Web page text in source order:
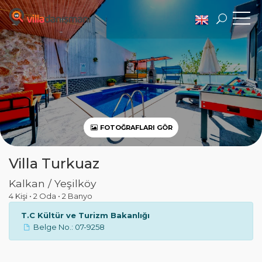
FOTOĞRAFLARI GÖR
Villa Turkuaz
Kalkan / Yeşilköy
4 Kişi • 2 Oda • 2 Banyo
T.C Kültür ve Turizm Bakanlığı
Belge No.: 07-9258